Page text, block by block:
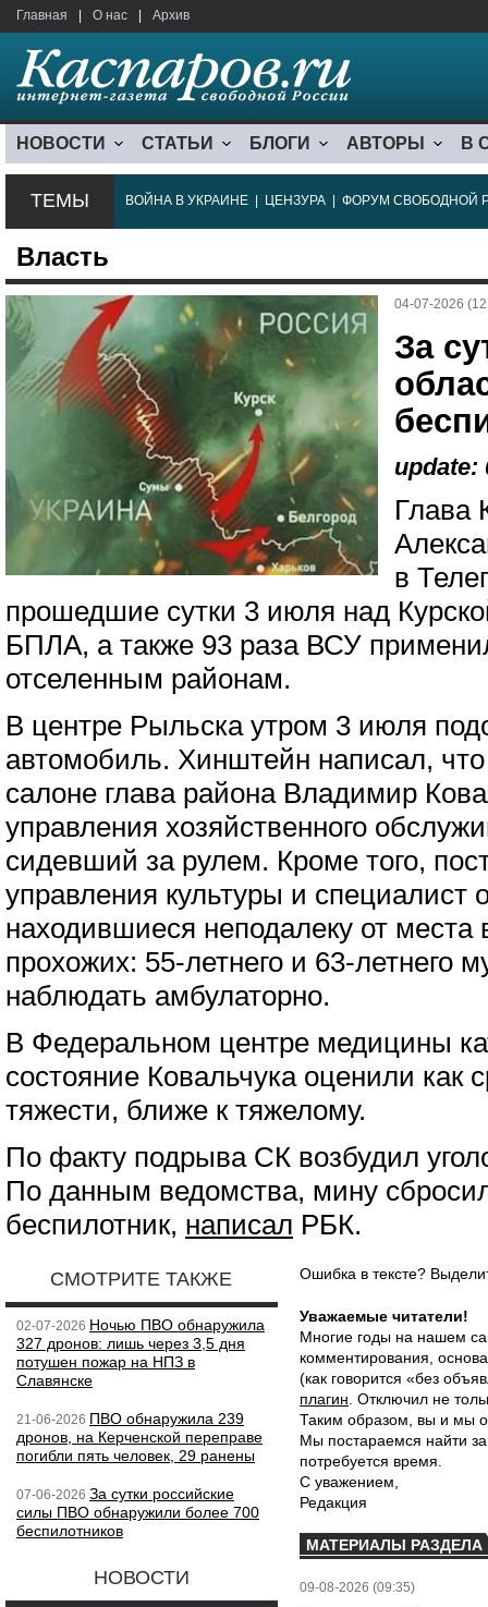
Главная О нас Архив
НОВОСТИ СТАТЬИ БЛОГИ АВТОРЫ В
ТЕМЫ ВОЙНА В УКРАИНЕ ЦЕНЗУРА ФОРУМ СВОБОДНОЙ
Власть
04-07-2026
За
update:
Глава
в
прошедшие сутки 3 июля над
БПЛА, а также 93 раза ВСУ
отселенным районам.
В центре Рыльска утром 3 июля
автомобиль. Хинштейн написал,
салоне глава района Владимир
управления хозяйственного
сидевший за рулем. Кроме того,
управления культуры и специалист
находившиеся неподалеку от места
прохожих: 55-летнего и 63-летнего
наблюдать амбулаторно.
В Федеральном центре медицины
состояние Ковальчука оценили как
тяжести, ближе к тяжелому.
По факту подрыва СК возбудил
По данным ведомства, мину
беспилотник, написал РБК.
СМОТРИТЕ ТАКЖЕ
02-07-2026 Ночью ПВО обнаружила
327 дронов: лишь через 3,5 дня
потушен пожар на НПЗ в
Славянске
21-06-2026 ПВО обнаружила 239
дронов, на Керченской переправе
погибли пять человек, 29 ранены
07-06-2026 За сутки российские
силы ПВО обнаружили более 700
беспилотников
НОВОСТИ
Ошибка в тексте?
Уважаемые читатели!
Многие годы на нашем
комментирования,
(как говорится «без
плагин . Отключил не
Таким образом, вы и мы
Мы постараемся найти
потребуется время.
С уважением,
Редакция
МАТЕРИАЛЫ РАЗДЕЛА
09-08-2026 (09:35)